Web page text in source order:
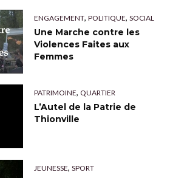
ENGAGEMENT, POLITIQUE, SOCIAL
Une Marche contre les
Violences Faites aux
Femmes
PATRIMOINE, QUARTIER
L’Autel de la Patrie de
Thionville
JEUNESSE, SPORT